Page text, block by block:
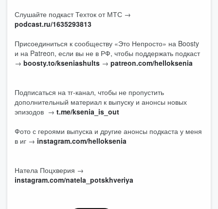
Слушайте подкаст Техток от МТС →
podcast.ru/1635293813
Присоединиться к сообществу «Это Непросто» на Boosty
и на Patreon, если вы не в РФ, чтобы поддержать подкаст
→ boosty.to/kseniashults → patreon.com/helloksenia
Подписаться на тг-канал, чтобы не пропустить
дополнительный материал к выпуску и анонсы новых
эпизодов → t.me/ksenia_is_out
Фото с героями выпуска и другие анонсы подкаста у меня
в иг → instagram.com/helloksenia
Натела Поцхверия →
instagram.com/natela_potskhveriya